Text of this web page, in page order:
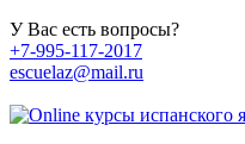
У Вас есть вопросы?
+7-995-117-2017
escuelaz@mail.ru